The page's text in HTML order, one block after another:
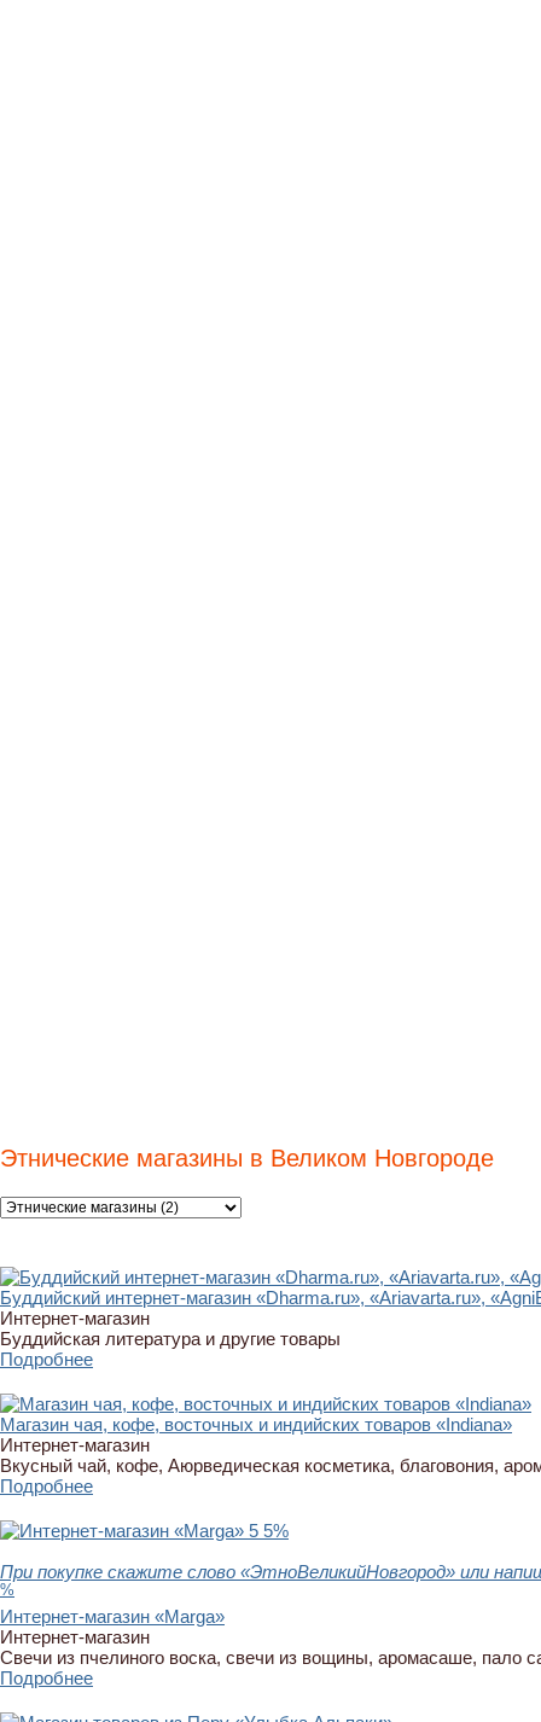
Этнические магазины в Великом Новгороде
Буддийский интернет-магазин «Dharma.ru», «Ariavarta.ru»,
Интернет-магазин
Буддийская литература и другие товары
Подробнее
Магазин чая, кофе, восточных и индийских товаров «Indiana»
Интернет-магазин
Вкусный чай, кофе, Аюрведическая косметика, благовония,
Подробнее
5 5%
При покупке скажите слово «ЭтноВеликийНовгород» или
%
Интернет-магазин «Marga»
Интернет-магазин
Свечи из пчелиного воска, свечи из вощины, аромасаше, пало
Подробнее